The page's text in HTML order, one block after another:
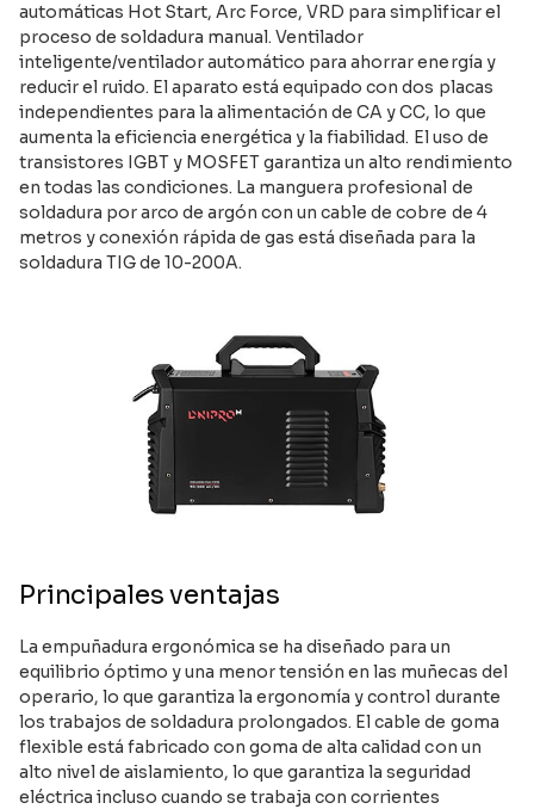
automáticas Hot Start, Arc Force, VRD para simplificar el
proceso de soldadura manual. Ventilador
inteligente/ventilador automático para ahorrar energía y
reducir el ruido. El aparato está equipado con dos placas
independientes para la alimentación de CA y CC, lo que
aumenta la eficiencia energética y la fiabilidad. El uso de
transistores IGBT y MOSFET garantiza un alto rendimiento
en todas las condiciones. La manguera profesional de
soldadura por arco de argón con un cable de cobre de 4
metros y conexión rápida de gas está diseñada para la
soldadura TIG de 10-200A.
Principales ventajas
La empuñadura ergonómica se ha diseñado para un
equilibrio óptimo y una menor tensión en las muñecas del
operario, lo que garantiza la ergonomía y control durante
los trabajos de soldadura prolongados. El cable de goma
flexible está fabricado con goma de alta calidad con un
alto nivel de aislamiento, lo que garantiza la seguridad
eléctrica incluso cuando se trabaja con corrientes